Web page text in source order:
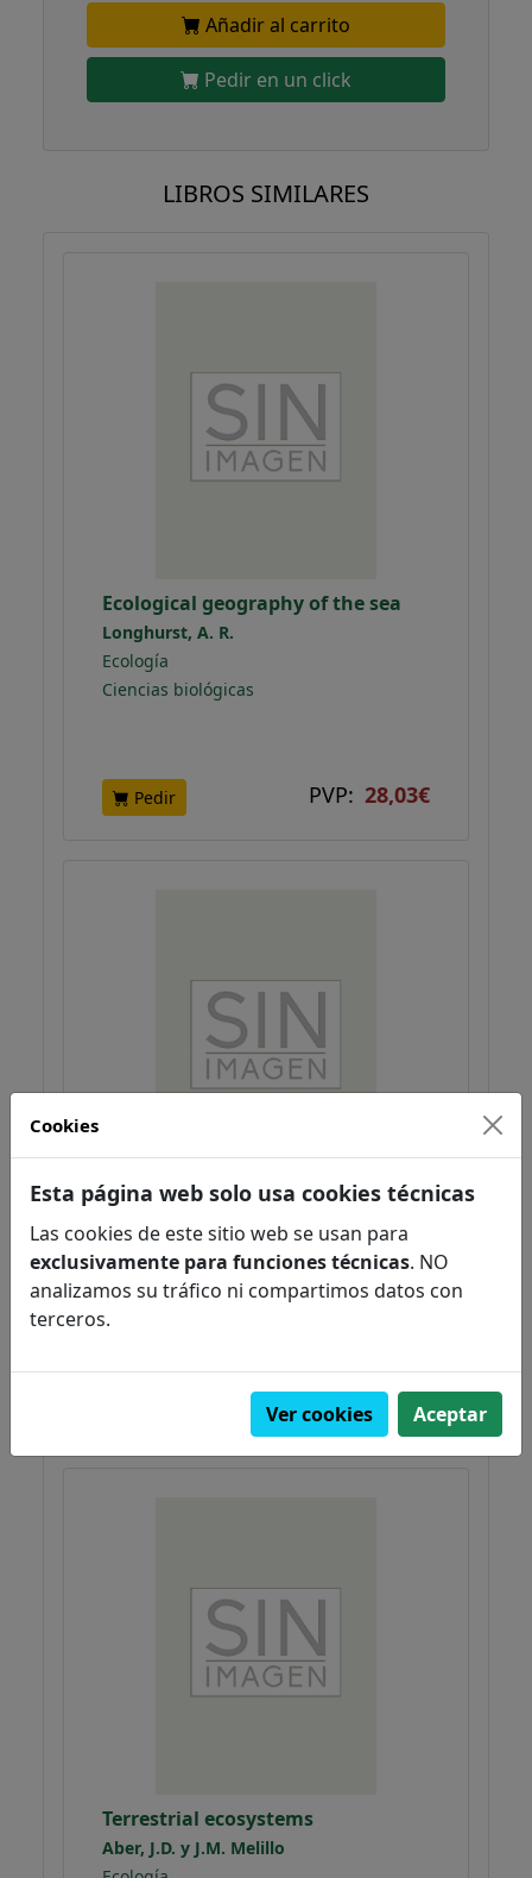
Añadir al carrito
Pedir en un click
LIBROS SIMILARES
Ecological geography of the sea
Longhurst, A. R.
Ecología
Ciencias biológicas
Pedir PVP: 28,03€
Forest fires. Behavior and
ecological effects
Johnson, E.A. y K. Miyanishi
Ecología
Ciencias biológicas
PVP: 51,95€
Terrestrial ecosystems
Aber, J.D. y J.M. Melillo
Cookies
Esta página web solo usa cookies técnicas
Las cookies de este sitio web se usan para
exclusivamente para funciones técnicas. NO
analizamos su tráfico ni compartimos datos con
terceros.
Ver cookies Aceptar